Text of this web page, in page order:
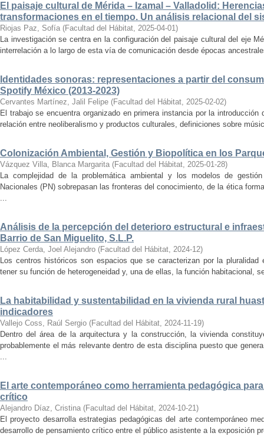
El paisaje cultural de Mérida – Izamal – Valladolid:
transformaciones en el tiempo. Un análisis relacional del
Riojas Paz, Sofía (Facultad del Hábitat, 2025-04-01)
La investigación se centra en la configuración del paisaje cultural del eje
interrelación a lo largo de esta vía de comunicación desde épocas
Identidades sonoras: representaciones a partir del
Spotify México (2013-2023)
Cervantes Martínez, Jalil Felipe (Facultad del Hábitat, 2025-02-02)
El trabajo se encuentra organizado en primera instancia por la
relación entre neoliberalismo y productos culturales, definiciones sobre
Colonización Ambiental, Gestión y Biopolítica en los
Vázquez Villa, Blanca Margarita (Facultad del Hábitat, 2025-01-28)
La complejidad de la problemática ambiental y los modelos de
Nacionales (PN) sobrepasan las fronteras del conocimiento, de la ética
...
Análisis de la percepción del deterioro estructural e
Barrio de San Miguelito, S.L.P.
López Cerda, Joel Alejandro (Facultad del Hábitat, 2024-12)
Los centros históricos son espacios que se caracterizan por la
tener su función de heterogeneidad y, una de ellas, la función habitacional,
La habitabilidad y sustentabilidad en la vivienda rural
indicadores
Vallejo Coss, Raúl Sergio (Facultad del Hábitat, 2024-11-19)
Dentro del área de la arquitectura y la construcción, la vivienda
probablemente el más relevante dentro de esta disciplina puesto que
...
El arte contemporáneo como herramienta pedagógica
crítico
Alejandro Díaz, Cristina (Facultad del Hábitat, 2024-10-21)
El proyecto desarrolla estrategias pedagógicas del arte contemporáneo
desarrollo de pensamiento crítico entre el público asistente a la exposición